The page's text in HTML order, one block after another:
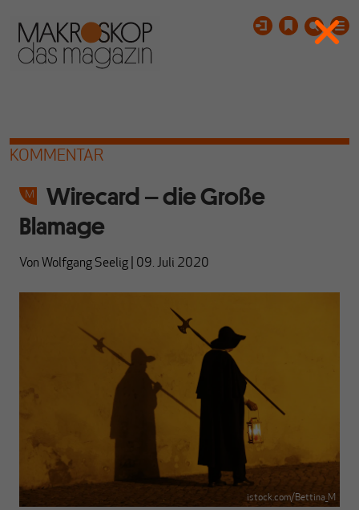
KOMMENTAR
Wirecard – die Große
Blamage
Von Wolfgang Seelig 09. Juli 2020
istock.com/Bettina_M